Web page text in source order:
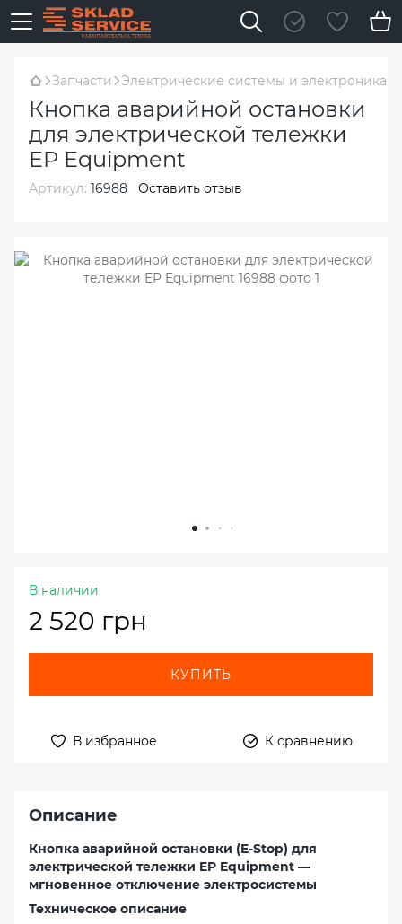
Запчасти Электрические системы и электроника
Кнопка аварийной остановки
для электрической тележки
EP Equipment
Артикул: 16988 Оставить отзыв
В наличии
2 520 грн
КУПИТЬ
В избранное К сравнению
Описание
Кнопка аварийной остановки (E-Stop) для
электрической тележки EP Equipment —
мгновенное отключение электросистемы
Техническое описание